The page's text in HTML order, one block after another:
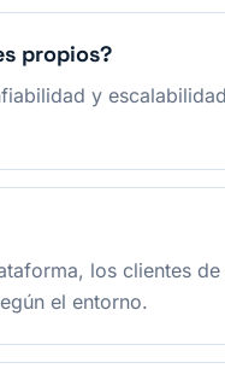
propios?
y
los clientes
el entorno.